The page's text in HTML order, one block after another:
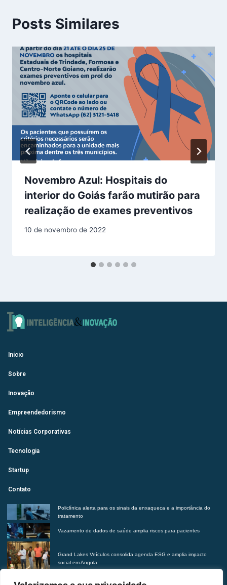
Posts Similares
Novembro Azul: Hospitais do
interior do Goiás farão mutirão para
realização de exames preventivos
10 de novembro de 2022
Início
Sobre
Inovação
Empreendedorismo
Notícias Corporativas
Tecnologia
Startup
Contato
Policlínica alerta para os sinais da enxaqueca e a importância do
tratamento
Vazamento de dados de saúde amplia riscos para pacientes
Grand Lakes Veículos consolida agenda ESG e amplia impacto
social em Angola
HEF reforça a importância de reconhecer os sinais da ansiedade e